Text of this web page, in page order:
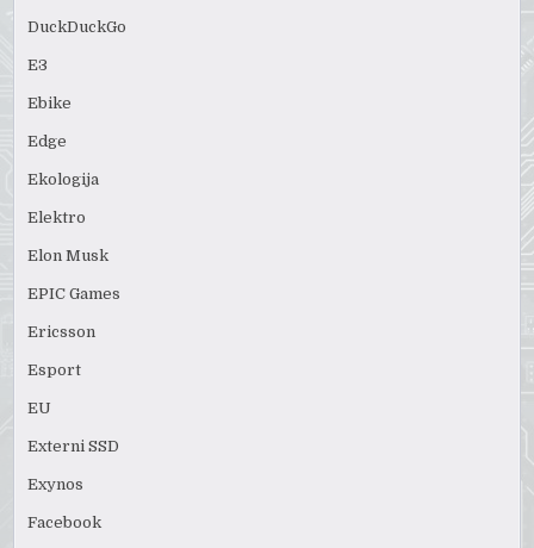
DuckDuckGo
E3
Ebike
Edge
Ekologija
Elektro
Elon Musk
EPIC Games
Ericsson
Esport
EU
Externi SSD
Exynos
Facebook